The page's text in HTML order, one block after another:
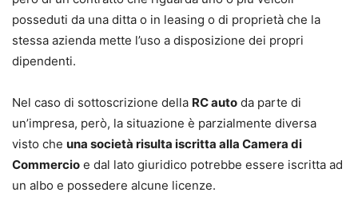
posseduti da una ditta o in leasing o di proprietà che la
stessa azienda mette l’uso a disposizione dei propri
dipendenti.
Nel caso di sottoscrizione della RC auto da parte di
un’impresa, però, la situazione è parzialmente diversa
visto che una società risulta iscritta alla Camera di
Commercio e dal lato giuridico potrebbe essere iscritta ad
un albo e possedere alcune licenze.